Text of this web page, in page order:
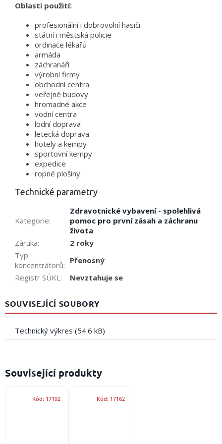
Související produkty
Kód: 17192 Kód: 17162
Oblasti použití:
profesionální i dobrovolní hasiči
státní i městská policie
ordinace lékařů
armáda
záchranáři
výrobní firmy
obchodní centra
veřejné budovy
hromadné akce
vodní centra
lodní doprava
letecká doprava
hotely a kempy
sportovní kempy
expedice
ropné plošiny
Technické parametry
Kategorie:
Zdravotnické vybavení - spolehlivá
pomoc pro první zásah a záchranu
života
Záruka:
2 roky
Typ
koncentrátorů: Přenosný
Registr SÚKL: Nevztahuje se
SOUVISEJÍCÍ SOUBORY
Technický výkres (54.6 kB)